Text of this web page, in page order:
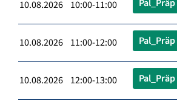
10.08.2026 10:00-11:00 Pal_Präp
10.08.2026 11:00-12:00 Pal_Präp
10.08.2026 12:00-13:00 Pal_Präp